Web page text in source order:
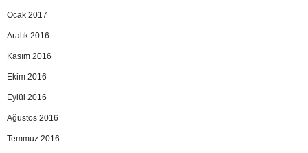
Ocak 2017
Aralık 2016
Kasım 2016
Ekim 2016
Eylül 2016
Ağustos 2016
Temmuz 2016